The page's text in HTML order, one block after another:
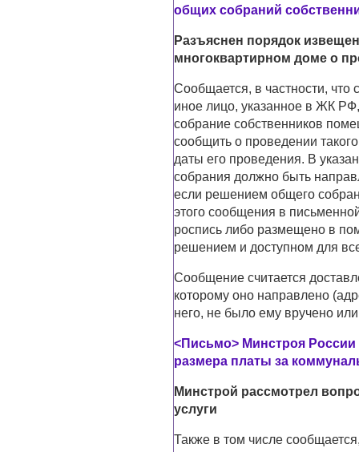
общих собраний
Разъяснен порядок
многоквартирном доме о
Сообщается, в частности, что
иное лицо, указанное в ЖК
собрание собственников
сообщить о проведении
даты его проведения. В
собрания должно быть
если решением общего
этого сообщения в
роспись либо размещено в
решением и доступном для
Сообщение считается
которому оно направлено
него, не было ему вручено
<Письмо> Минстроя России
размера платы за
Минстрой рассмотрел
услуги
Также в том числе